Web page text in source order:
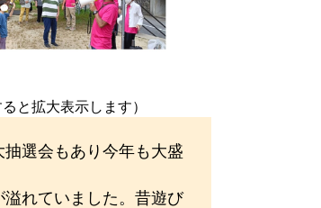
ると拡大表示します）
選会もあり今年も大盛
れていました。昔遊び